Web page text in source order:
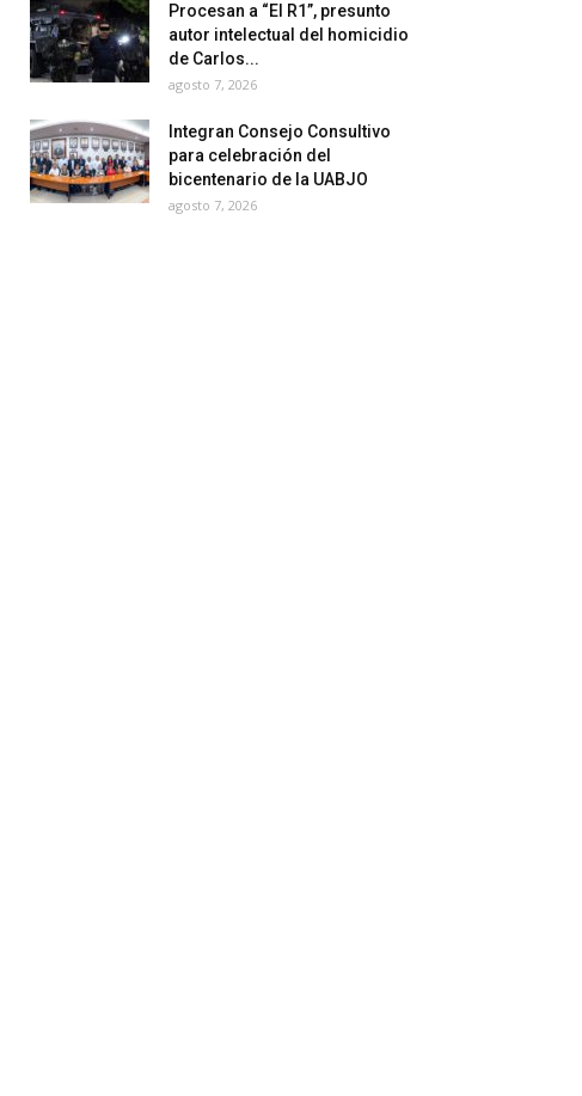
Procesan a “El R1”, presunto
autor intelectual del homicidio
de Carlos...
agosto 7, 2026
Integran Consejo Consultivo
para celebración del
bicentenario de la UABJO
agosto 7, 2026